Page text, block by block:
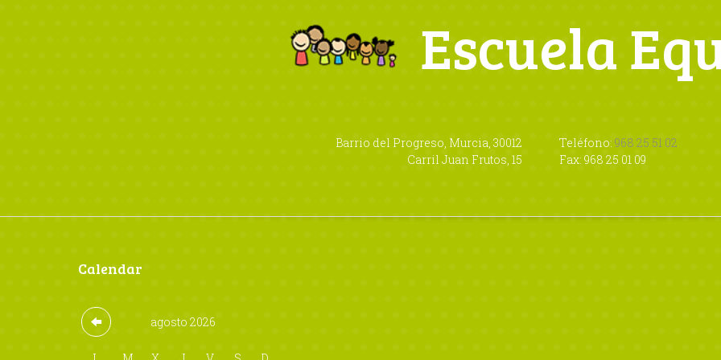
Escuela
Teléfono: 968 25 51 02
Fax: 968 25 01 09
Barrio del Progreso, Murcia, 30012
Carril Juan Frutos, 15
Calendar
agosto 2026